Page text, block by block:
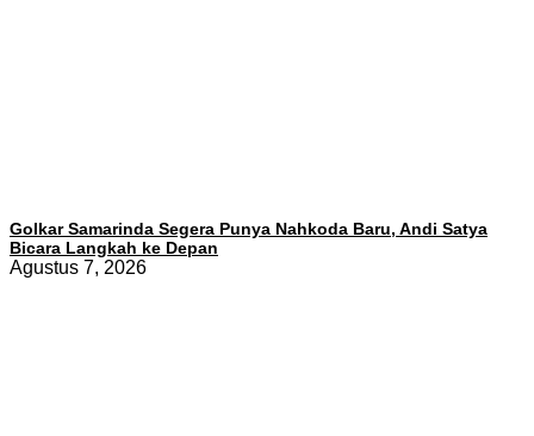
Golkar Samarinda Segera Punya Nahkoda Baru, Andi Satya
Bicara Langkah ke Depan
Agustus 7, 2026